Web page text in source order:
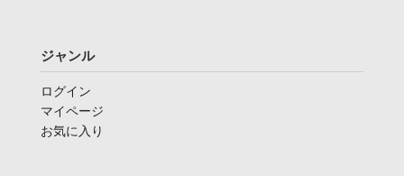
ジャンル
ログイン
マイページ
お気に入り